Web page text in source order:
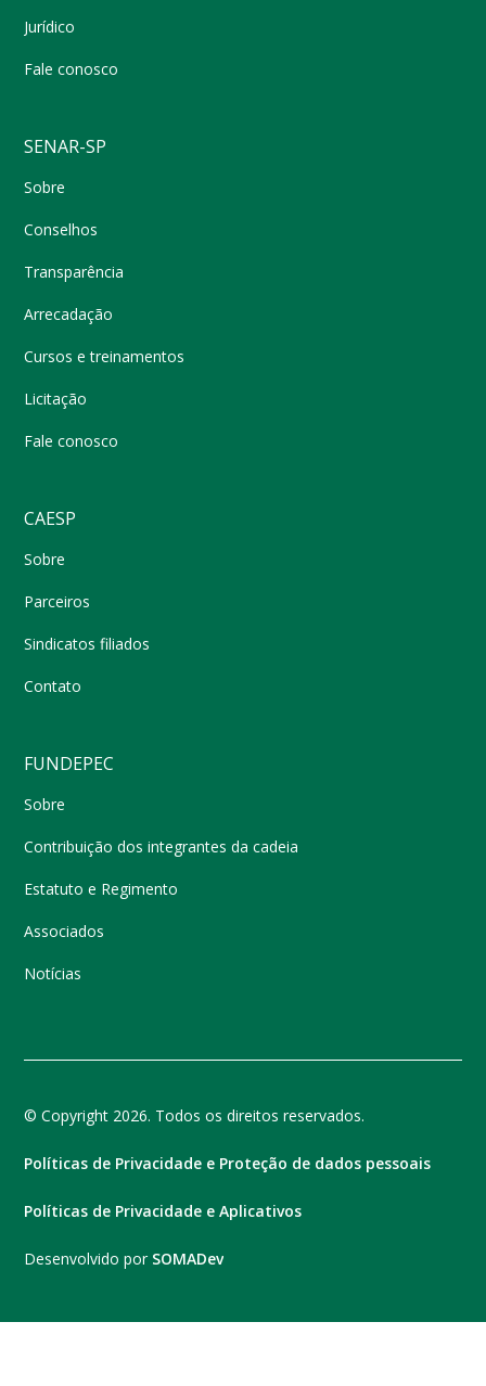
Jurídico
Fale conosco
SENAR-SP
Sobre
Conselhos
Transparência
Arrecadação
Cursos e treinamentos
Licitação
Fale conosco
CAESP
Sobre
Parceiros
Sindicatos filiados
Contato
FUNDEPEC
Sobre
Contribuição dos integrantes da cadeia
Estatuto e Regimento
Associados
Notícias
© Copyright 2026. Todos os direitos reservados.
Políticas de Privacidade e Proteção de dados pessoais
Políticas de Privacidade e Aplicativos
Desenvolvido por SOMADev